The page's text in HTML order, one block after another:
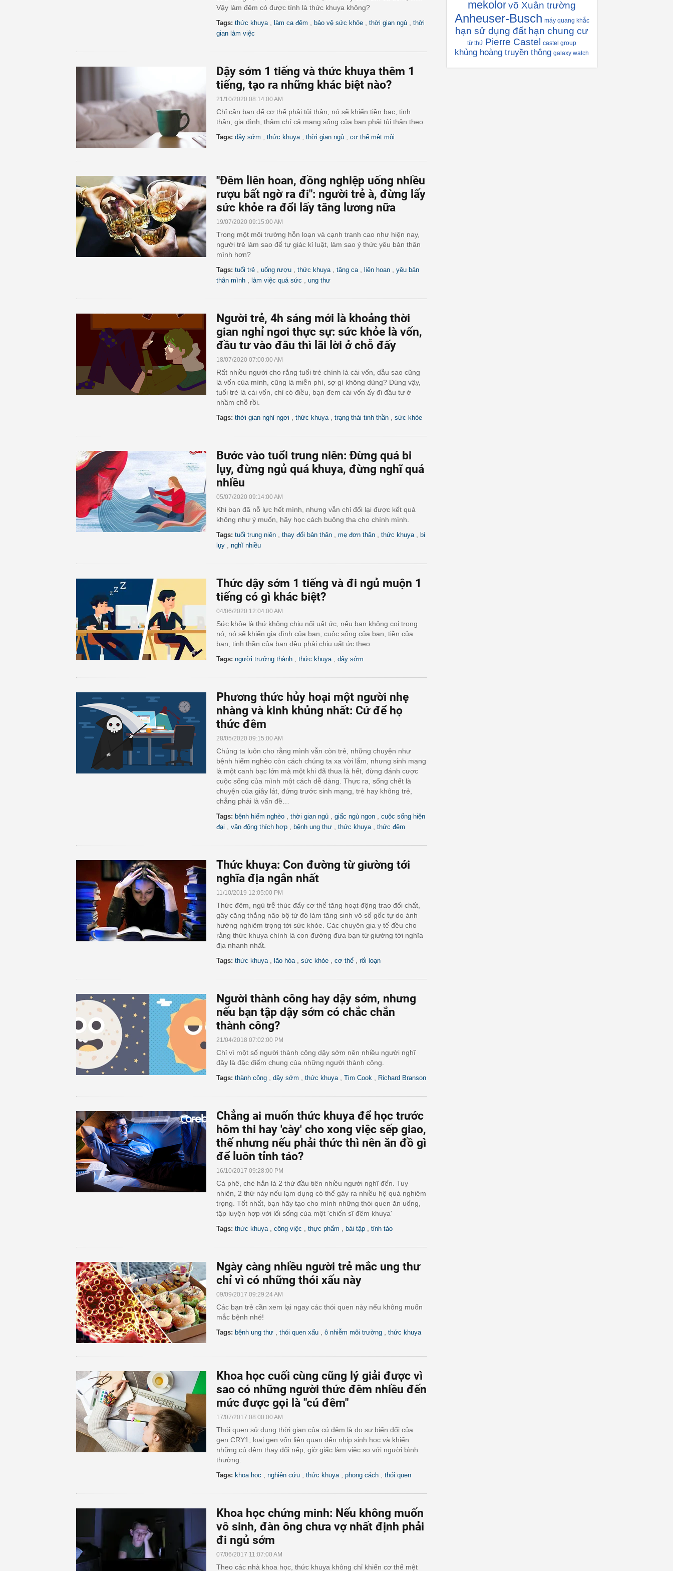
Vậy làm đêm có được tính là thức khuya không?
Tags: thức khuya làm ca đêm bảo vệ sức khỏe thời gian ngủ
thời
gian làm việc
Dậy sớm 1 tiếng và thức khuya thêm 1
tiếng, tạo ra những khác biệt nào?
21/10/2020 08:14:00 AM
Chỉ cần bạn để cơ thể phải tủi thân, nó sẽ khiến tiền bạc, tinh
thần, gia đình, thậm chí cả mạng sống của bạn phải tủi thân theo.
Tags: dậy sớm thức khuya thời gian ngủ cơ thể mệt mỏi
"Đêm liên hoan, đồng nghiệp uống nhiều
rượu bất ngờ ra đi": người trẻ à, đừng lấy
sức khỏe ra đổi lấy tăng lương nữa
19/07/2020 09:15:00 AM
Trong một môi trường hỗn loạn và cạnh tranh cao như hiện nay,
người trẻ làm sao để tự giác kỉ luật, làm sao ý thức yêu bản thân
mình hơn?
Tags: tuổi trẻ uống rượu thức khuya tăng ca liên hoan
yêu bản
thân mình
làm việc quá sức ung thư
Người trẻ, 4h sáng mới là khoảng thời
gian nghỉ ngơi thực sự: sức khỏe là vốn,
đầu tư vào đâu thì lãi lời ở chỗ đấy
18/07/2020 07:00:00 AM
Rất nhiều người cho rằng tuổi trẻ chính là cái vốn, dẫu sao cũng
là vốn của mình, cũng là miễn phí, sợ gì không dùng? Đúng vậy,
tuổi trẻ là cái vốn, chỉ có điều, bạn đem cái vốn ấy đi đầu tư ở
nhầm chỗ rồi.
Tags: thời gian nghỉ ngơi thức khuya trạng thái tinh thần sức khỏe
Bước vào tuổi trung niên: Đừng quá bi
lụy, đừng ngủ quá khuya, đừng nghĩ quá
nhiều
05/07/2020 09:14:00 AM
Khi bạn đã nỗ lực hết mình, nhưng vẫn chỉ đổi lại được kết quả
không như ý muốn, hãy học cách buông tha cho chính mình.
Tags: tuổi trung niên thay đổi bản thân mẹ đơn thân thức khuya
bi
lụy
nghĩ nhiều
Thức dậy sớm 1 tiếng và đi ngủ muộn 1
tiếng có gì khác biệt?
04/06/2020 12:04:00 AM
Sức khỏe là thứ không chịu nổi uất ức, nếu bạn không coi trọng
nó, nó sẽ khiến gia đình của bạn, cuộc sống của bạn, tiền của
bạn, tinh thần của bạn đều phải chịu uất ức theo.
Tags: người trưởng thành thức khuya dậy sớm
Phương thức hủy hoại một người nhẹ
nhàng và kinh khủng nhất: Cứ để họ
thức đêm
28/05/2020 09:15:00 AM
Chúng ta luôn cho rằng mình vẫn còn trẻ, những chuyện như
bệnh hiểm nghèo còn cách chúng ta xa vời lắm, nhưng sinh mạng
là một canh bạc lớn mà một khi đã thua là hết, đừng đánh cược
cuộc sống của mình một cách dễ dàng. Thực ra, sống chết là
chuyện của giây lát, đứng trước sinh mạng, trẻ hay không trẻ,
chẳng phải là vấn đề…
Tags: bệnh hiểm nghèo thời gian ngủ giấc ngủ ngon
cuộc sống hiện
đại
vận động thích hợp bệnh ung thư thức khuya thức đêm
Thức khuya: Con đường từ giường tới
nghĩa địa ngắn nhất
11/10/2019 12:05:00 PM
Thức đêm, ngủ trễ thúc đẩy cơ thể tăng hoạt động trao đổi chất,
gây căng thẳng não bộ từ đó làm tăng sinh vô số gốc tự do ảnh
hưởng nghiêm trọng tới sức khỏe. Các chuyên gia y tế đều cho
rằng thức khuya chính là con đường đưa bạn từ giường tới nghĩa
địa nhanh nhất.
Tags: thức khuya lão hóa sức khỏe cơ thể rối loạn
Người thành công hay dậy sớm, nhưng
nếu bạn tập dậy sớm có chắc chắn
thành công?
21/04/2018 07:02:00 PM
Chỉ vì một số người thành công dậy sớm nên nhiều người nghĩ
đây là đặc điểm chung của những người thành công.
Tags: thành công dậy sớm thức khuya Tim Cook Richard Branson
Chẳng ai muốn thức khuya để học trước
hôm thi hay 'cày' cho xong việc sếp giao,
thế nhưng nếu phải thức thì nên ăn đồ gì
để luôn tỉnh táo?
16/10/2017 09:28:00 PM
Cà phê, chè hẳn là 2 thứ đầu tiên nhiều người nghĩ đến. Tuy
nhiên, 2 thứ này nếu lạm dụng có thể gây ra nhiều hệ quả nghiêm
trọng. Tốt nhất, bạn hãy tạo cho mình những thói quen ăn uống,
tập luyện hợp với lối sống của một 'chiến sĩ đêm khuya'
Tags: thức khuya công việc thực phẩm bài tập tỉnh táo
Ngày càng nhiều người trẻ mắc ung thư
chỉ vì có những thói xấu này
09/09/2017 09:29:24 AM
Các bạn trẻ cần xem lại ngay các thói quen này nếu không muốn
mắc bệnh nhé!
Tags: bệnh ung thư thói quen xấu ô nhiễm môi trường thức khuya
Khoa học cuối cùng cũng lý giải được vì
sao có những người thức đêm nhiều đến
mức được gọi là "cú đêm"
17/07/2017 08:00:00 AM
Thói quen sử dụng thời gian của cú đêm là do sự biến đổi của
gen CRY1, loại gen vốn liên quan đến nhịp sinh học và khiến
những cú đêm thay đổi nếp, giờ giấc làm việc so với người bình
thường.
Tags: khoa học nghiên cứu thức khuya phong cách thói quen
Khoa học chứng minh: Nếu không muốn
vô sinh, đàn ông chưa vợ nhất định phải
đi ngủ sớm
07/06/2017 11:07:00 AM
Theo các nhà khoa học, thức khuya không chỉ khiến cơ thể mệt
mekolorvõ Xuân trường
Anheuser-Busch máy quang khắc
hạn sử dụng đất hạn chung cư
từ thứ Pierre Castel castel group
khủng hoàng truyền thông galaxy watch